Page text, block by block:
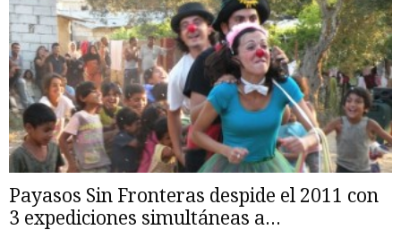
Payasos Sin Fronteras despide el 2011 con
3 expediciones simultáneas a...